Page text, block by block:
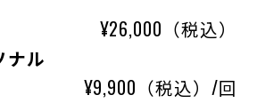
¥26,000（税込）
ナル
¥9,900（税込）/回